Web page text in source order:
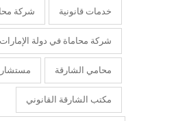
خدمات قانونية شركة
شركة محاماة في دولة الإمارات
محامي الشارقة
مكتب الشارقة القانوني